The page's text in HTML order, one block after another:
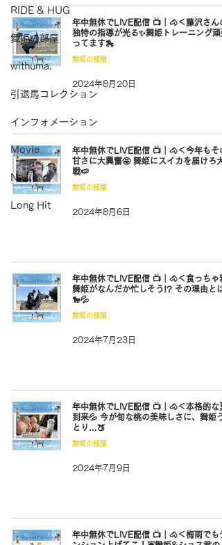
RIDE & HUG
舞姫の部屋
withuma.
引退馬コレクション
インフォメーション
Movie
New
Long Hit
年中無休でLIVE配信 📺｜🐴＜藤沢さん
独特の指導が光る✨舞姫トレーニング頑
ってます🏇
舞姫の部屋
2024年8月20日
年中無休でLIVE配信 📺｜🐴＜今年もそ
甘さに大興奮🤩 舞姫にスイカを届けろ大
戦🍉
舞姫の部屋
2024年8月6日
年中無休でLIVE配信 📺｜🐴＜食っちゃ
舞姫がなんだか忙しそう!? その理由と
🐎💦
舞姫の部屋
2024年7月23日
年中無休でLIVE配信 📺｜🐴＜本格的な
到来💦 今が旬な桃の美味しさに、舞姫う
とり…🍑
舞姫の部屋
2024年7月9日
年中無休でLIVE配信 📺｜🐴＜梅雨でも